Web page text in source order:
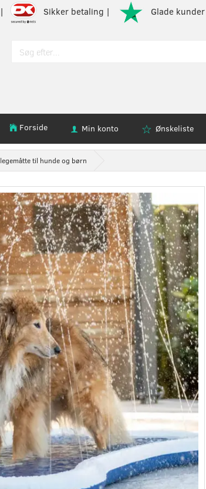
Sikker betaling | Glade kunder
Forside Min konto Ønskeliste
til hunde og børn